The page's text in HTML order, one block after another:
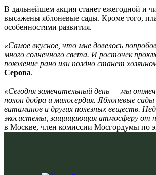
В дальнейшем акция станет ежегодной и
высажены яблоневые сады. Кроме того,
особенностями развития.
«Самое вкусное, что мне довелось
много солнечного света. И росточек
поколение рано или поздно станет
Серова.
«Сегодня замечательный день — мы
полон добра и милосердия. Яблоневые
витаминов и других полезных веществ.
экосистемы, защищающая атмосферу от
в Москве, член комиссии Мосгордумы по